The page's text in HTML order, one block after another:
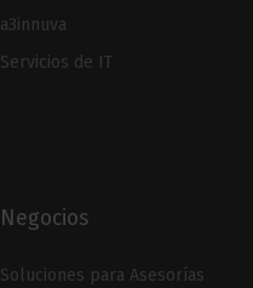
a3innuva
Servicios de IT
Negocios
Soluciones para Asesorías